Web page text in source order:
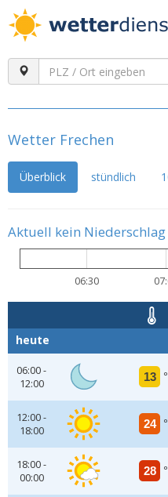
Wetter Frechen
Überblick stündlich
Aktuell kein
06:30
heute
06:00 -
12:00
13 °
12:00 -
18:00
24 °
18:00 -
00:00
28 °